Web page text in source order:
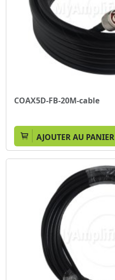
COAX5D-FB-20M-cable
AJOUTER AU PANIER